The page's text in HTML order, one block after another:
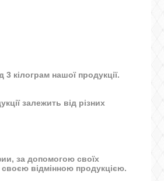
кілограм нашої продукції.
залежить від різних
за допомогою своїх
своєю відмінною продукцією.